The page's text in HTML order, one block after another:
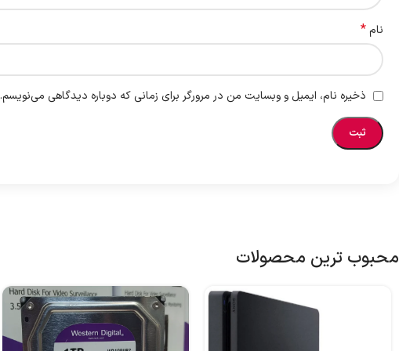
نام*
ذخیره نام، ایمیل و وبسایت من در مرورگر برای زمانی که دوباره دیدگاهی می‌نویسم.
محبوب ترین محصولات